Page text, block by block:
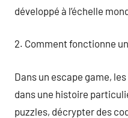
développé à l’échelle
2. Comment fonctionne
Dans un escape game,
dans une histoire
puzzles, décrypter des